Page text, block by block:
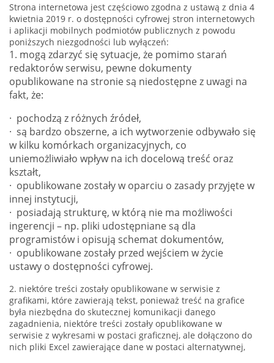
Strona internetowa jest częściowo zgodna z ustawą z dnia 4
kwietnia 2019 r. o dostępności cyfrowej stron internetowych
i aplikacji mobilnych podmiotów publicznych z powodu
poniższych niezgodności lub wyłączeń:
1. mogą zdarzyć się sytuacje, że pomimo starań
redaktorów serwisu, pewne dokumenty
opublikowane na stronie są niedostępne z uwagi na
fakt, że:
· pochodzą z różnych źródeł,
· są bardzo obszerne, a ich wytworzenie odbywało się
w kilku komórkach organizacyjnych, co
uniemożliwiało wpływ na ich docelową treść oraz
kształt,
· opublikowane zostały w oparciu o zasady przyjęte w
innej instytucji,
· posiadają strukturę, w którą nie ma możliwości
ingerencji – np. pliki udostępniane są dla
programistów i opisują schemat dokumentów,
· opublikowane zostały przed wejściem w życie
ustawy o dostępności cyfrowej.
2. niektóre treści zostały opublikowane w serwisie z
grafikami, które zawierają tekst, ponieważ treść na grafice
była niezbędna do skutecznej komunikacji danego
zagadnienia, niektóre treści zostały opublikowane w
serwisie z wykresami w postaci graficznej, ale dołączono do
nich pliki Excel zawierające dane w postaci alternatywnej,